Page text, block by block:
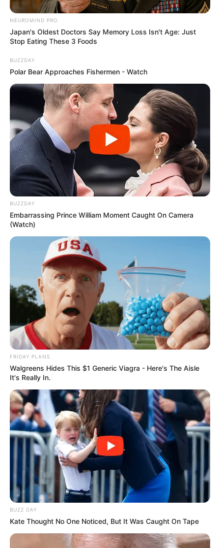
apenas opte por colocá-la na sala caso esse
cômodo seja espaçoso.
Tua Casa
11. Singônio
As folhas dessa planta mudam de cor a medida
um efeito muito especial à sua decoração.
Decor Fácil
12. Ripsalias
Essa é uma ótima espécie para quem não tem
muito espaço.
NEUROMIND PRO
Japan's Oldest Doctors Say Memory Loss Isn't Age: Just
Stop Eating These 3 Foods
BUZZDAY
Polar Bear Approaches Fishermen - Watch
BUZZDAY
Embarrassing Prince William Moment Caught On Camera
(Watch)
FRIDAY PLANS
Walgreens Hides This $1 Generic Viagra - Here's The Aisle
It's Really In.
BUZZ DAY
Kate Thought No One Noticed, But It Was Caught On Tape